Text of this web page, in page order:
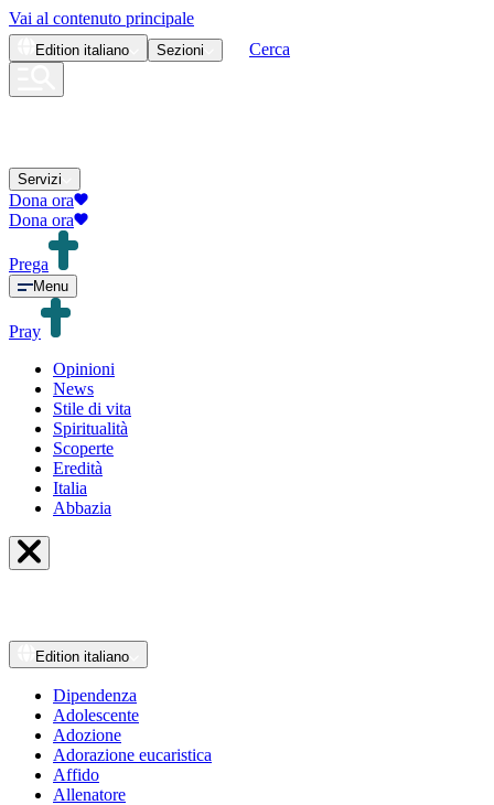
Vai al contenuto principale
Edition italiano Sezioni Cerca
Servizi
Dona ora
Dona ora
Prega
Menu
Pray
Opinioni
News
Stile di vita
Spiritualità
Scoperte
Eredità
Italia
Abbazia
Edition italiano
Dipendenza
Adolescente
Adozione
Adorazione eucaristica
Affido
Allenatore